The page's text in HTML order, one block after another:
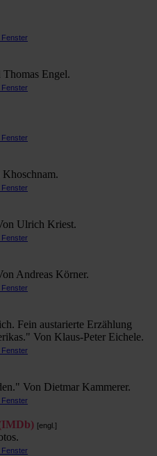
Fenster
Engel.
Fenster
Fenster
Fenster
Ulrich Kriest.
Fenster
Andreas Körner.
Fenster
Fein austarierte Erzählung
Von Klaus-Peter Eichele.
Fenster
Von Dietmar Kammerer.
Fenster
[engl.]
Fenster